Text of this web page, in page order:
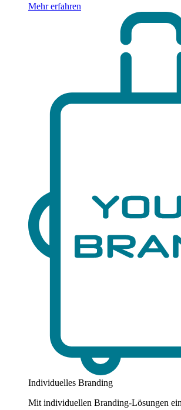
Mehr erfahren
Individuelles Branding
Mit individuellen Branding-Lösungen